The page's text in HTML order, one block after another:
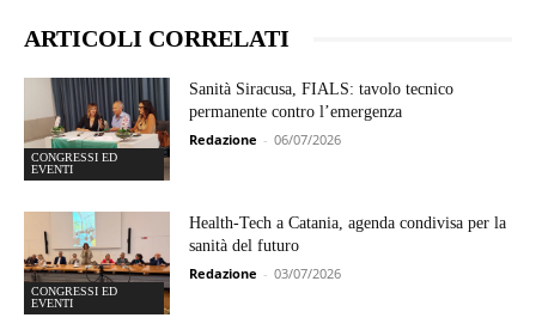
ARTICOLI CORRELATI
CONGRESSI ED
EVENTI
Sanità Siracusa, FIALS: tavolo tecnico
permanente contro l’emergenza
Redazione - 06/07/2026
CONGRESSI ED
EVENTI
Health-Tech a Catania, agenda condivisa per la
sanità del futuro
Redazione - 03/07/2026